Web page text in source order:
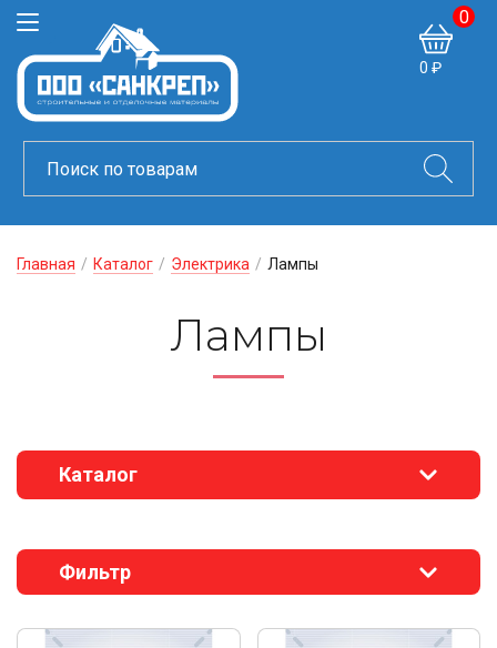
0 ₽
0
Главная / Каталог / Электрика / Лампы
Лампы
Каталог
Фильтр